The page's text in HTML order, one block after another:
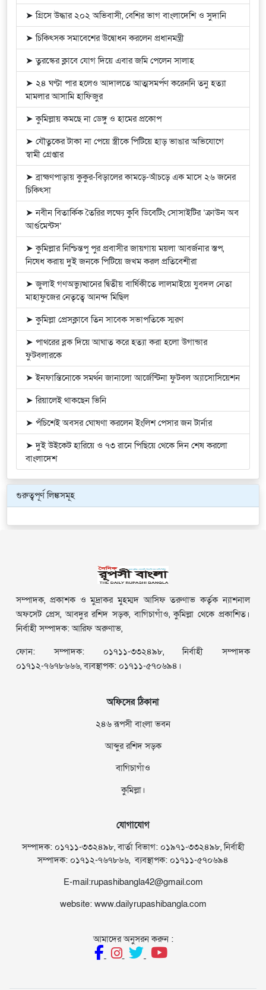
➤ গ্রিসে উদ্ধার ২০২ অভিবাসী, বেশির ভাগ বাংলাদেশি ও সুদানি
➤ চিকিৎসক সমাবেশের উদ্বোধন করলেন প্রধানমন্ত্রী
➤ তুরস্কের ক্লাবে যোগ দিয়ে এবার জমি পেলেন সালাহ
➤ ২৪ ঘণ্টা পার হলেও আদালতে আত্মসমর্পণ করেননি তনু হত্যা
মামলার আসামি হাফিজুর
➤ কুমিল্লায় কমছে না ডেঙ্গু ও হামের প্রকোপ
➤ যৌতুকের টাকা না পেয়ে স্ত্রীকে পিটিয়ে হাড় ভাঙার অভিযোগে
স্বামী গ্রেপ্তার
➤ ব্রাহ্মণপাড়ায় কুকুর-বিড়ালের কামড়ে-আঁচড়ে এক মাসে ২৬ জনের
চিকিৎসা
➤ নবীন বিতার্কিক তৈরির লক্ষ্যে কুবি ডিবেটিং সোসাইটির ‘ক্রাউন অব
আর্গুমেন্টস’
➤ কুমিল্লার নিশ্চিন্তপু পুর প্রবাসীর জায়গায় ময়লা আবর্জনার স্তপ,
নিষেধ করায় দুই জনকে পিটিয়ে জখম করল প্রতিবেশীরা
➤ জুলাই গণঅভ্যুত্থানের দ্বিতীয় বার্ষিকীতে লালমাইয়ে যুবদল নেতা
মাহাফুজের নেতৃত্বে আনন্দ মিছিল
➤ কুমিল্লা প্রেসক্লাবে তিন সাবেক সভাপতিকে স্মরণ
➤ পাথরের ব্লক দিয়ে আঘাত করে হত্যা করা হলো উগান্ডার
ফুটবলারকে
➤ ইনফান্তিনোকে সমর্থন জানালো আর্জেন্টিনা ফুটবল অ্যাসোসিয়েশন
➤ রিয়ালেই থাকছেন ভিনি
➤ পঁচিশেই অবসর ঘোষণা করলেন ইংলিশ পেসার জন টার্নার
➤ দুই উইকেট হারিয়ে ও ৭৩ রানে পিছিয়ে থেকে দিন শেষ করলো
বাংলাদেশ
গুরুত্বপূর্ণ লিঙ্কসমূহ
সম্পাদক, প্রকাশক ও মুদ্রাকর মুহম্মদ আসিফ তরুণাভ কর্তৃক ন্যাশনাল
অফসেট প্রেস, আবদুর রশিদ সড়ক, বাগিচাগাঁও, কুমিল্লা থেকে প্রকাশিত।
নির্বাহী সম্পাদক: আরিফ অরুণাভ,
ফোন: সম্পাদক: ০১৭১১-৩৩২৪৯৮, নির্বাহী সম্পাদক
০১৭১২-৭৬৭৮৬৬৬, ব্যবস্থাপক: ০১৭১১-৫৭০৬৯৪।
অফিসের ঠিকানা
২৪৬ রূপসী বাংলা ভবন
আব্দুর রশিদ সড়ক
বাগিচাগাঁও
কুমিল্লা।
যোগাযোগ
সম্পাদক: ০১৭১১-৩৩২৪৯৮, বার্তা বিভাগ: ০১৯৭১-৩৩২৪৯৮, নির্বাহী
সম্পাদক: ০১৭১২-৭৬৭৮৬৬, ব্যবস্থাপক: ০১৭১১-৫৭০৬৯৪
E-mail:rupashibangla42@gmail.com
website: www.dailyrupashibangla.com
আমাদের অনুসরন করুন :